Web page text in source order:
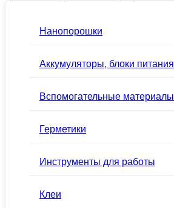
Нанопорошки
Аккумуляторы, блоки питания
Вспомогательные материалы
Герметики
Инструменты для работы
Клеи